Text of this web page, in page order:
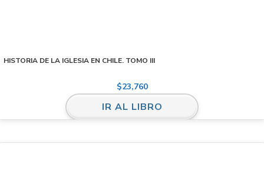
HISTORIA DE LA IGLESIA EN CHILE. TOMO III
$23,760
IR AL LIBRO